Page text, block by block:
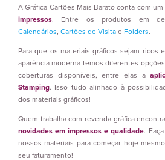
A Gráfica Cartões Mais Barato conta com um
impressos. Entre os produtos em
Calendários, Cartões de Visita e Folders.
Para que os materiais gráficos sejam ricos
aparência moderna temos diferentes
coberturas disponíveis, entre elas a
Stamping. Isso tudo alinhado à
dos materiais gráficos!
Quem trabalha com revenda gráfica
novidades em impressos e qualidade.
nossos materiais para começar hoje
seu faturamento!